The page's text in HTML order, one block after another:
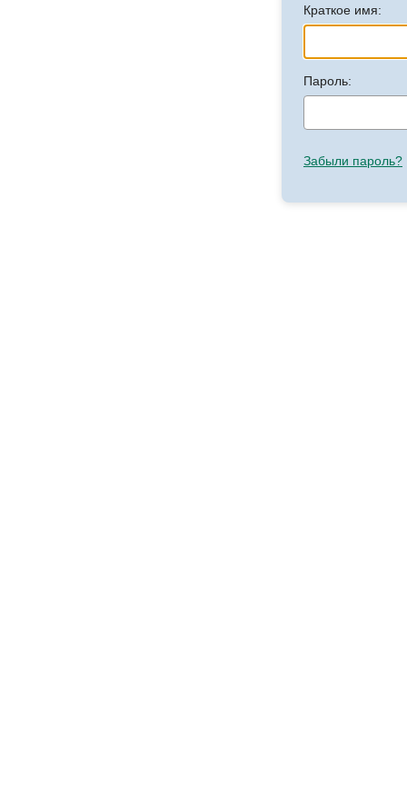
Краткое имя:
Пароль:
Забыли пароль?